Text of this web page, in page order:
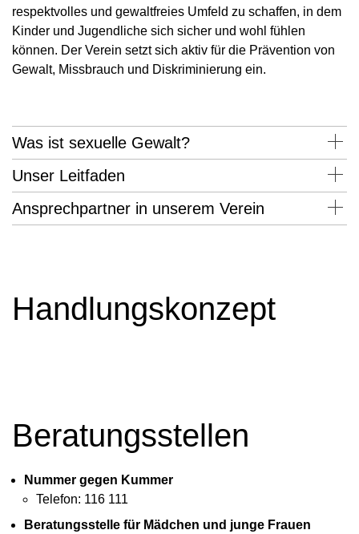
respektvolles und gewaltfreies Umfeld zu schaffen, in dem
Kinder und Jugendliche sich sicher und wohl fühlen
können. Der Verein setzt sich aktiv für die Prävention von
Gewalt, Missbrauch und Diskriminierung ein.
Was ist sexuelle Gewalt?
Unser Leitfaden
Ansprechpartner in unserem Verein
Handlungskonzept
Beratungsstellen
Nummer gegen Kummer
Telefon: 116 111
Beratungsstelle für Mädchen und junge Frauen